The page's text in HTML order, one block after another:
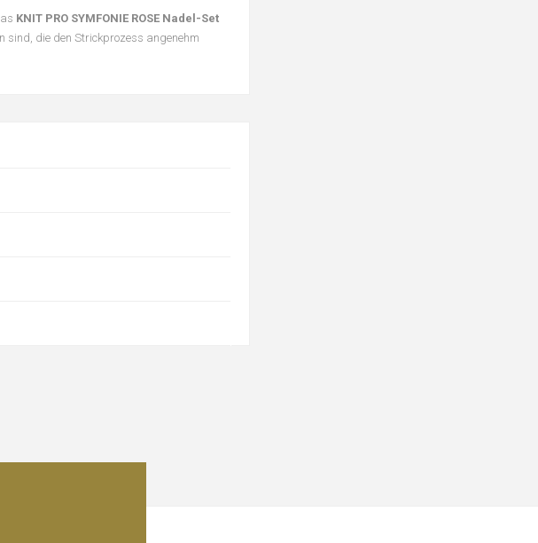
KNIT PRO SYMFONIE ROSE Nadel-Set
sind, die den Strickprozess angenehm